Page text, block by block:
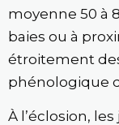
moyenne 50 à
baies ou à
étroitement
phénologique
À l’éclosion,